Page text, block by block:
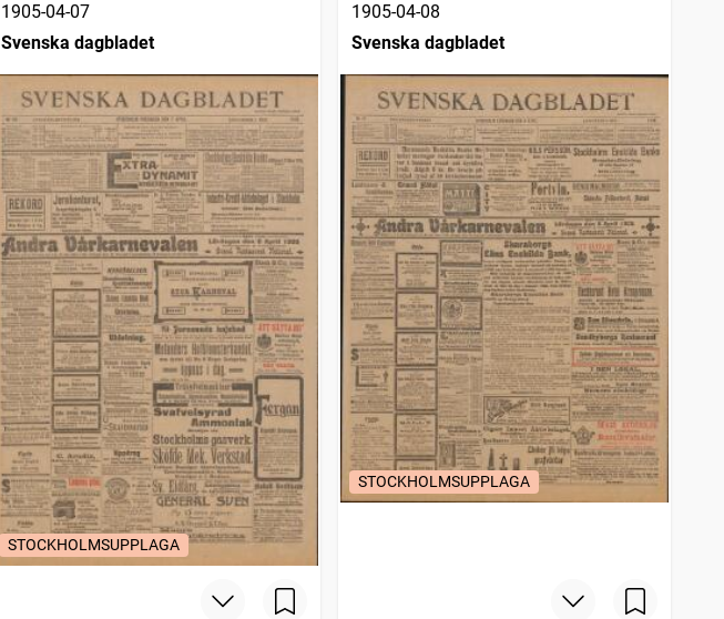
1905-04-07
Svenska dagbladet
STOCKHOLMSUPPLAGA
1905-04-08
Svenska dagbladet
STOCKHOLMSUPPLAGA